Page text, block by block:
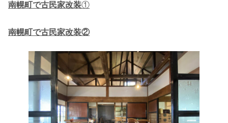
南幌町で古民家改装①
南幌町で古民家改装②